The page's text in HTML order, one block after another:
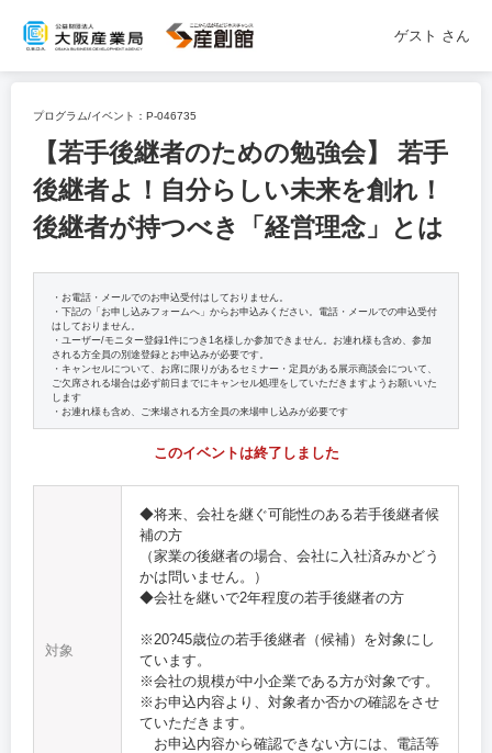
ゲスト さん
プログラム/イベント： P-046735
【若手後継者のための勉強会】 若手
後継者よ！自分らしい未来を創れ！
後継者が持つべき「経営理念」とは
・お電話・メールでのお申込受付はしておりません。
・下記の「お申し込みフォームへ」からお申込みください。電話・メールでの申込受付
はしておりません。
・ユーザー/モニター登録1件につき1名様しか参加できません。お連れ様も含め、参加
される方全員の別途登録とお申込みが必要です。
・キャンセルについて、お席に限りがあるセミナー・定員がある展示商談会について、
ご欠席される場合は必ず前日までにキャンセル処理をしていただきますようお願いいた
します
・お連れ様も含め、ご来場される方全員の来場申し込みが必要です
このイベントは終了しました
対象
◆将来、会社を継ぐ可能性のある若手後継者候
補の方
（家業の後継者の場合、会社に入社済みかどう
かは問いません。）
◆会社を継いで2年程度の若手後継者の方
※20?45歳位の若手後継者（候補）を対象にし
ています。
※会社の規模が中小企業である方が対象です。
※お申込内容より、対象者か否かの確認をさせ
ていただきます。
お申込内容から確認できない方には、電話等